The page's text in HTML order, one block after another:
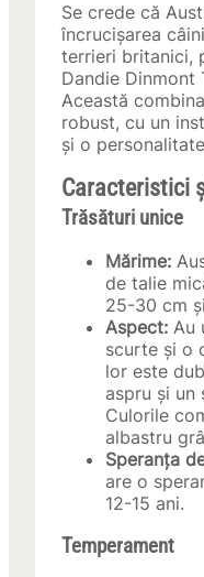
Se crede că
încrucișarea
terrieri britanici,
Dandie Dinmont
Această
robust, cu un
și o
Caracteristici
Trăsături unice
Mărime:
de talie
25-30 cm
Aspect: Au
scurte și o
lor este
aspru și un
Culorile
albastru
Speranța
are o
12-15 ani.
Temperament